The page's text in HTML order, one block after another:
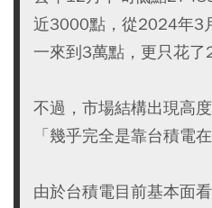
近3000點，從2024年3
一來到3萬點，更只花了
不過，市場結構出現高
「幾乎完全是靠台積電在
由於台積電目前基本面